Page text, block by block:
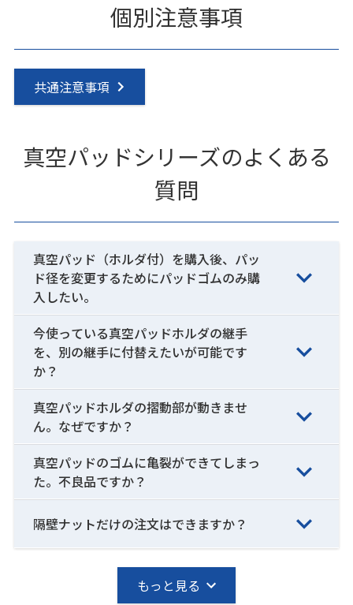
個別注意事項
共通注意事項
真空パッドシリーズのよくある
質問
真空パッド（ホルダ付）を購入後、パッ
ド径を変更するためにパッドゴムのみ購
入したい。
今使っている真空パッドホルダの継手
を、別の継手に付替えたいが可能です
か？
真空パッドホルダの摺動部が動きませ
ん。なぜですか？
真空パッドのゴムに亀裂ができてしまっ
た。不良品ですか？
隔壁ナットだけの注文はできますか？
もっと見る